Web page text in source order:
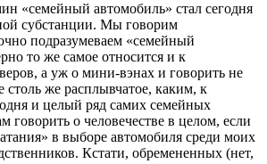
«семейный автомобиль» стал сегодня
субстанции. Мы говорим
подразумеваем «семейный
то же самое относится и к
а уж о мини-вэнах и говорить не
столь же расплывчатое, каким, к
и целый ряд самих семейных
говорить о человечестве в целом, если
в выборе автомобиля среди моих
Кстати, обремененных (нет,